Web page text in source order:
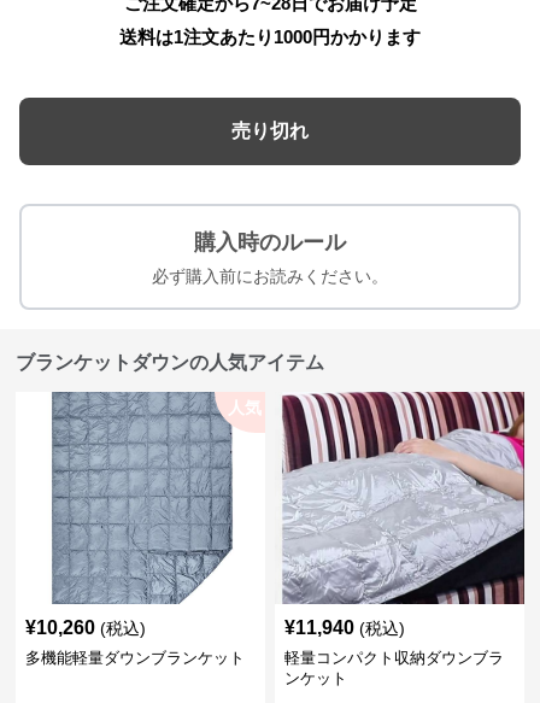
送料は1注文あたり 1000円かかります
売り切れ
購入時のルール
必ず購入前にお読みください。
ブランケットダウンの人気アイテム
人気
¥10,260 (税込)
多機能軽量ダウンブランケット
¥11,940 (税込)
軽量コンパクト収納ダウンブラ
ンケット